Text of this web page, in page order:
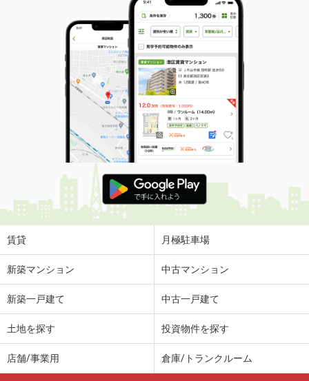
賃貸 月極駐車場
新築マンション 中古マンション
新築一戸建て 中古一戸建て
土地を探す 投資物件を探す
店舗/事業用 倉庫/トランクルーム